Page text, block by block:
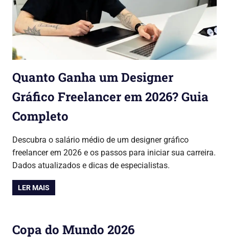
Quanto Ganha um Designer
Gráfico Freelancer em 2026? Guia
Completo
Descubra o salário médio de um designer gráfico
freelancer em 2026 e os passos para iniciar sua carreira.
Dados atualizados e dicas de especialistas.
LER MAIS
Copa do Mundo 2026